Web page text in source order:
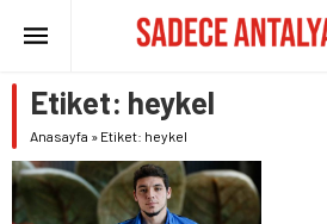
Etiket: heykel
Anasayfa » Etiket: heykel